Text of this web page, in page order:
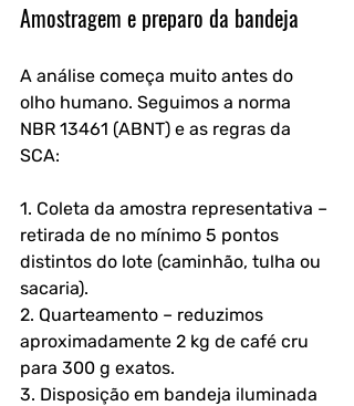
Amostragem e preparo da bandeja
A análise começa muito antes do
olho humano. Seguimos a norma
NBR 13461 (ABNT) e as regras da
SCA:
1. Coleta da amostra representativa –
retirada de no mínimo 5 pontos
distintos do lote (caminhão, tulha ou
sacaria).
2. Quarteamento – reduzimos
aproximadamente 2 kg de café cru
para 300 g exatos.
3. Disposição em bandeja iluminada